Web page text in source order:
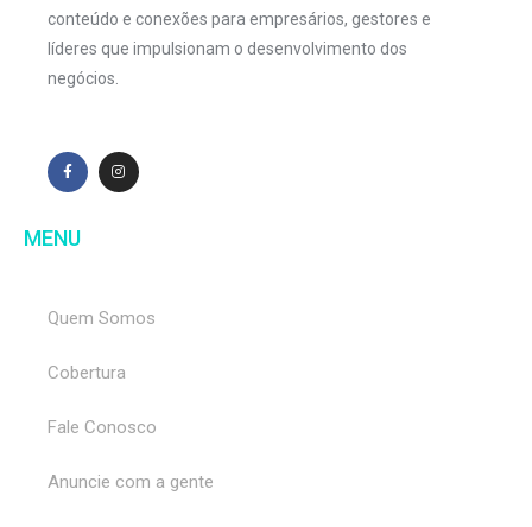
conteúdo e conexões para empresários, gestores e
líderes que impulsionam o desenvolvimento dos
negócios.
MENU
Quem Somos
Cobertura
Fale Conosco
Anuncie com a gente